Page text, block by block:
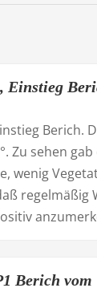
Einstieg
Berich.
Zu sehen
wenig
regelmäßig
Berich vom